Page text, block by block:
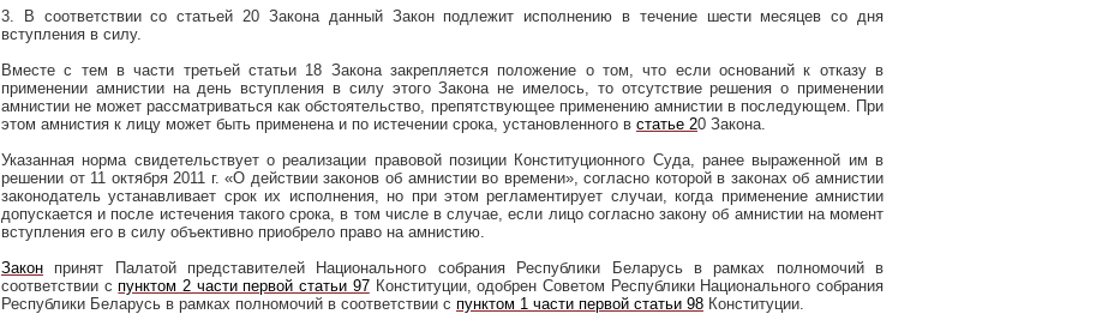
3. В соответствии со статьей 20 Закона данный Закон подлежит исполнению в течение шести месяцев со дня
вступления в силу.
Вместе с тем в части третьей статьи 18 Закона закрепляется положение о том, что если оснований к отказу в
применении амнистии на день вступления в силу этого Закона не имелось, то отсутствие решения о применении
амнистии не может рассматриваться как обстоятельство, препятствующее применению амнистии в последующем. При
этом амнистия к лицу может быть применена и по истечении срока, установленного в статье 20 Закона.
Указанная норма свидетельствует о реализации правовой позиции Конституционного Суда, ранее выраженной им в
решении от 11 октября 2011 г. «О действии законов об амнистии во времени», согласно которой в законах об амнистии
законодатель устанавливает срок их исполнения, но при этом регламентирует случаи, когда применение амнистии
допускается и после истечения такого срока, в том числе в случае, если лицо согласно закону об амнистии на момент
вступления его в силу объективно приобрело право на амнистию.
Закон принят Палатой представителей Национального собрания Республики Беларусь в рамках полномочий в
соответствии спунктом 2 части первой статьи 97Конституции, одобрен Советом Республики Национального собрания
Республики Беларусь в рамках полномочий в соответствии с пунктом 1 части первой статьи 98 Конституции.